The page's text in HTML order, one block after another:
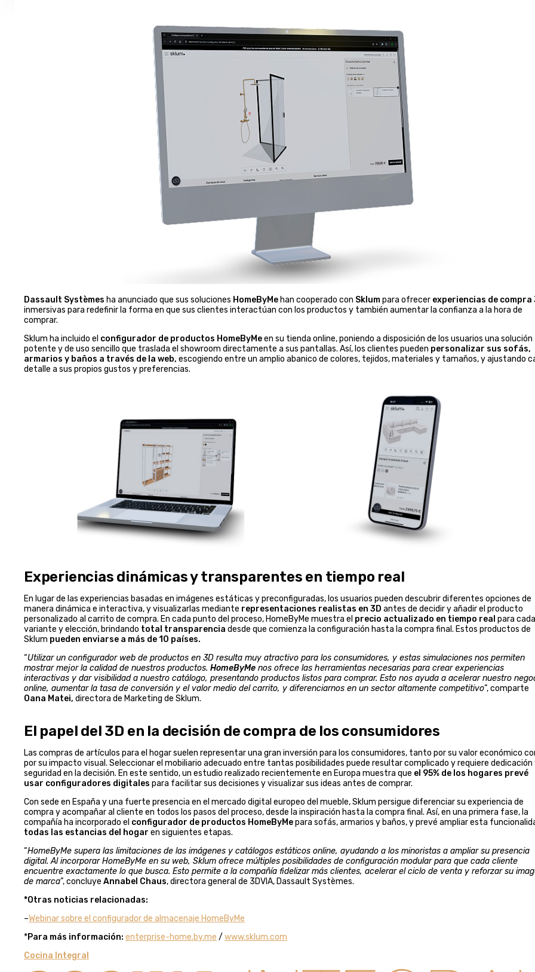
Dassault Systèmes ha anunciado que sus soluciones HomeByMe han cooperado con Sklumpara ofrecer experiencias de compra
inmersivas para redefinir la forma en que sus clientes interactúan con los productos y también aumentar la confianza a la hora de
comprar.
Sklum ha incluido el configurador de productos HomeByMeen su tienda online, poniendo a disposición de los usuarios una solución
potente y de uso sencillo que traslada el showroom directamente a sus pantallas. Así, los clientes pueden personalizar sus sofás,
armarios y baños a través de la web, escogiendo entre un amplio abanico de colores, tejidos, materiales y tamaños, y ajustando
detalle a sus propios gustos y preferencias.
Experiencias dinámicas y transparentes en tiempo real
En lugar de las experiencias basadas en imágenes estáticas y preconfiguradas, los usuarios pueden descubrir diferentes opciones de
manera dinámica e interactiva, y visualizarlas mediante representaciones realistas en 3D antes de decidir y añadir el producto
personalizado al carrito de compra. En cada punto del proceso, HomeByMe muestra el precio actualizado en tiempo real para cada
variante y elección, brindando total transparencia desde que comienza la configuración hasta la compra final. Estos productos de
Sklum pueden enviarse a más de 10 países.
“Utilizar un configurador web de productos en 3D resulta muy atractivo para los consumidores, y estas simulaciones nos permiten
mostrar mejor la calidad de nuestros productos. HomeByMe nos ofrece las herramientas necesarias para crear experiencias
interactivas y dar visibilidad a nuestro catálogo, presentando productos listos para comprar. Esto nos ayuda a acelerar nuestro
online, aumentar la tasa de conversión y el valor medio del carrito, y diferenciarnos en un sector altamente competitivo”, comparte
Oana Matei, directora de Marketing de Sklum.
El papel del 3D en la decisión de compra de los consumidores
Las compras de artículos para el hogar suelen representar una gran inversión para los consumidores, tanto por su valor económico
por su impacto visual. Seleccionar el mobiliario adecuado entre tantas posibilidades puede resultar complicado y requiere dedicación
seguridad en la decisión. En este sentido, un estudio realizado recientemente en Europa muestra que el 95% de los hogares prevé
usar configuradores digitales para facilitar sus decisiones y visualizar sus ideas antes de comprar.
Con sede en España y una fuerte presencia en el mercado digital europeo del mueble, Sklum persigue diferenciar su experiencia de
compra y acompañar al cliente en todos los pasos del proceso, desde la inspiración hasta la compra final. Así, en una primera fase, la
compañía ha incorporado el configurador de productos HomeByMepara sofás, armarios y baños, y prevé ampliar esta
todas las estancias del hogar en siguientes etapas.
“HomeByMe supera las limitaciones de las imágenes y catálogos estáticos online, ayudando a los minoristas a ampliar su presencia
digital. Al incorporar HomeByMe en su web, Sklum ofrece múltiples posibilidades de configuración modular para que cada cliente
encuentre exactamente lo que busca. Esto permite a la compañía fidelizar más clientes, acelerar el ciclo de venta y reforzar su
de marca”, concluye Annabel Chaus, directora general de 3DVIA, Dassault Systèmes.
*Otras noticias relacionadas:
–Webinar sobre el configurador de almacenaje HomeByMe
*Para más información: enterprise-home.by.me / www.sklum.com
Cocina Integral